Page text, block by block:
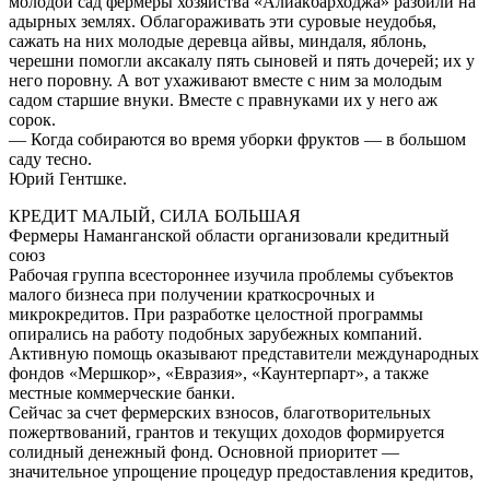
адырных землях. Облагораживать эти суровые неудобья,
сажать на них молодые деревца айвы, миндаля, яблонь,
черешни помогли аксакалу пять сыновей и пять дочерей; их у
него поровну. А вот ухаживают вместе с ним за молодым
садом старшие внуки. Вместе с правнуками их у него аж
сорок.
— Когда собираются во время уборки фруктов — в большом
саду тесно.
Юрий Гентшке.
КРЕДИТ МАЛЫЙ, СИЛА БОЛЬШАЯ
Фермеры Наманганской области организовали кредитный
союз
Рабочая группа всестороннее изучила проблемы субъектов
малого бизнеса при получении краткосрочных и
микрокредитов. При разработке целостной программы
опирались на работу подобных зарубежных компаний.
Активную помощь оказывают представители международных
фондов «Мершкор», «Евразия», «Каунтерпарт», а также
местные коммерческие банки.
Сейчас за счет фермерских взносов, благотворительных
пожертвований, грантов и текущих доходов формируется
солидный денежный фонд. Основной приоритет —
значительное упрощение процедур предоставления кредитов,